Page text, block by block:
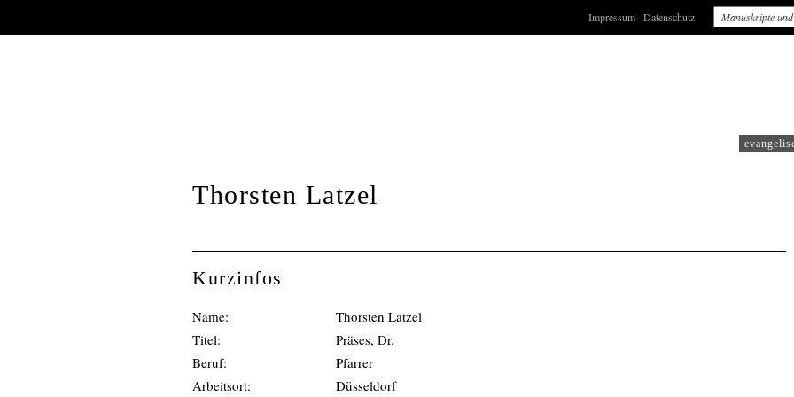
Impressum Datenschutz
Thorsten Latzel
Kurzinfos
Name:
Thorsten Latzel
Titel:
Präses, Dr.
Beruf:
Pfarrer
Arbeitsort:
Düsseldorf